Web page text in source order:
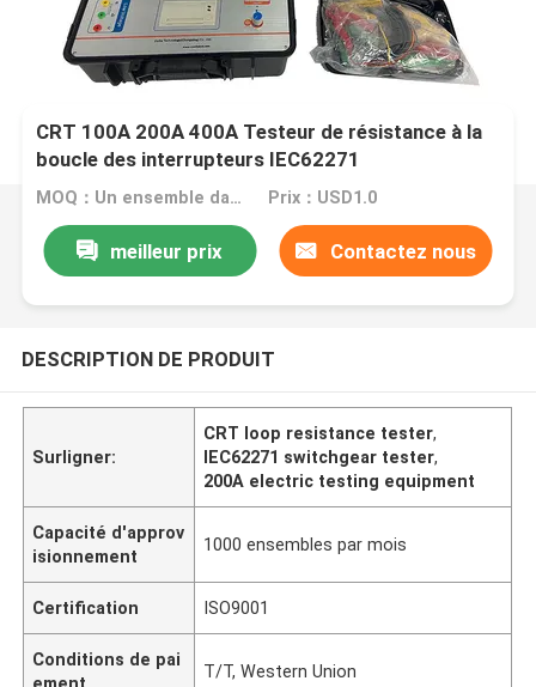
CRT 100A 200A 400A Testeur de résistance à la
boucle des interrupteurs IEC62271
MOQ：Un ensemble dans un seul ordre. Prix：USD1.0
meilleur prix Contactez nous
DESCRIPTION DE PRODUIT
Surligner:
CRT loop resistance tester,
IEC62271 switchgear tester,
200A electric testing equipment
Capacité d'approv
isionnement
1000 ensembles par mois
Certification ISO9001
Conditions de pai
ement
T/T, Western Union